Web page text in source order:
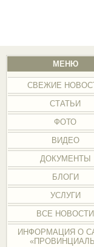
МЕНЮ
СВЕЖИЕ
СТАТЬИ
ФОТО
ВИДЕО
ДОКУМЕНТЫ
БЛОГИ
УСЛУГИ
ВСЕ НОВОСТИ
ИНФОРМАЦИЯ О